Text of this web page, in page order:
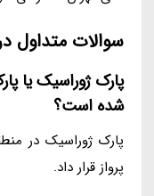
سوالات متداول
پارک ژوراسیک یا
شده است؟
پارک ژوراسیک در
پرواز قرار داد.